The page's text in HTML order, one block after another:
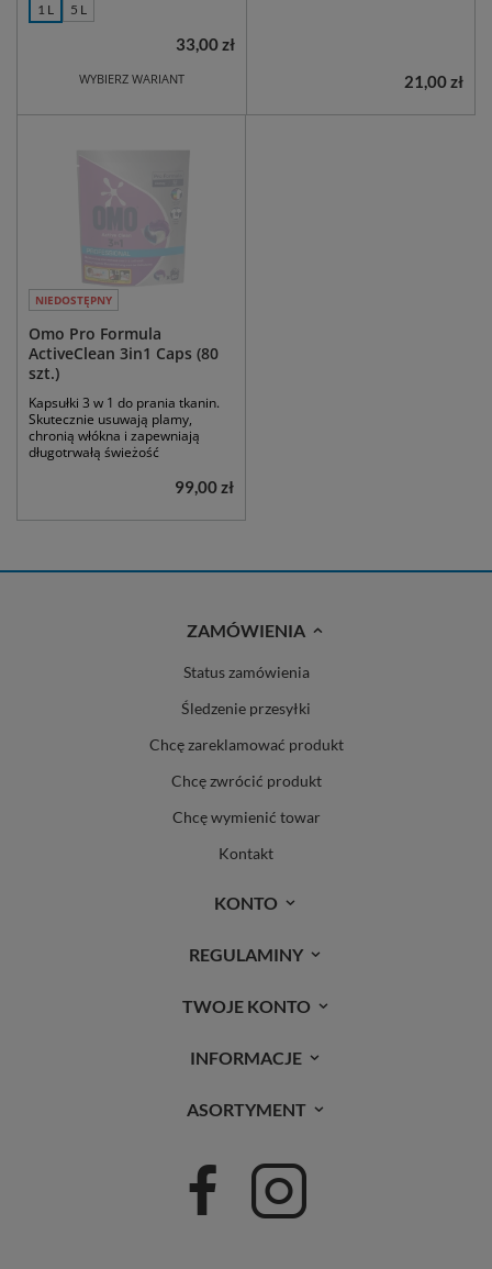
1 L 5 L
WYBIERZ WARIANT
33,00 zł
21,00 zł
NIEDOSTĘPNY
Omo Pro Formula
ActiveClean 3in1 Caps (80
szt.)
Kapsułki 3 w 1 do prania tkanin.
Skutecznie usuwają plamy,
chronią włókna i zapewniają
długotrwałą świeżość
99,00 zł
ZAMÓWIENIA
Status zamówienia
Śledzenie przesyłki
Chcę zareklamować produkt
Chcę zwrócić produkt
Chcę wymienić towar
Kontakt
KONTO
REGULAMINY
TWOJE KONTO
INFORMACJE
ASORTYMENT